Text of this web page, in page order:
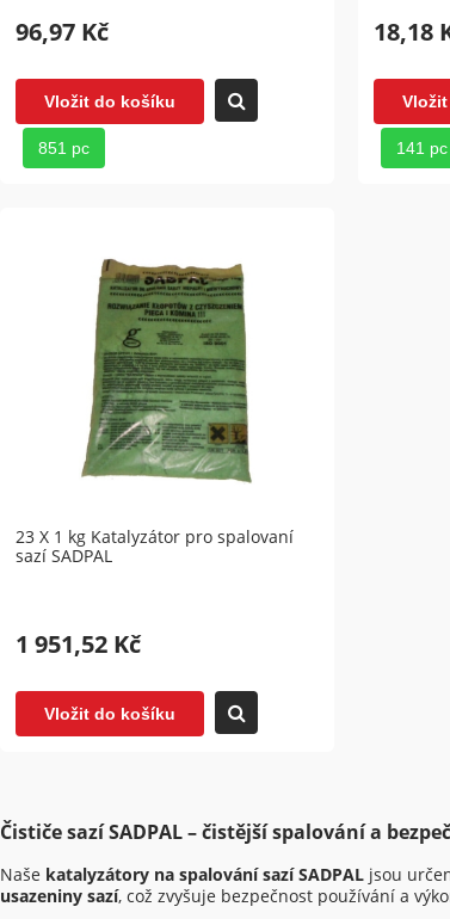
96,97 Kč
Vložit do košíku
851 pc
18,18
141 pc
23 X 1 kg Katalyzátor pro spalovaní
sazí SADPAL
1 951,52 Kč
Vložit do košíku
Čističe sazí SADPAL – čistější spalování a
Naše katalyzátory na spalování sazí SADPAL jsou
usazeniny sazí, což zvyšuje bezpečnost používání a